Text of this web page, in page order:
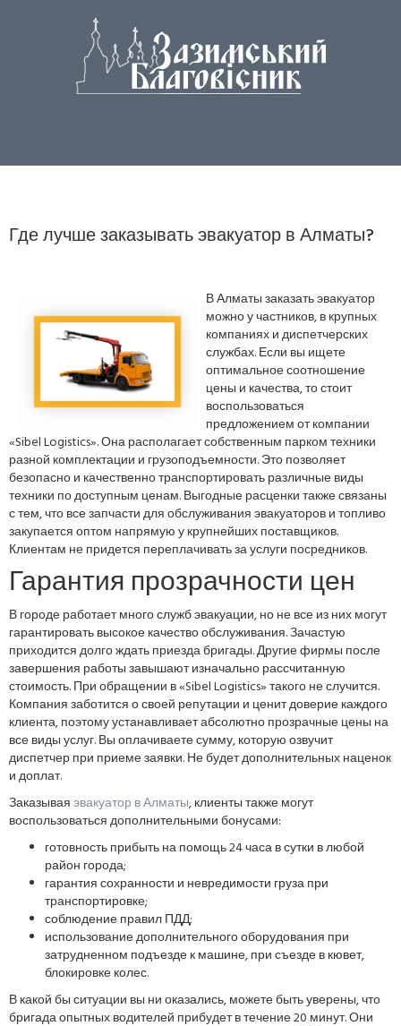
Где лучше заказывать эвакуатор в Алматы?
В Алматы заказать эвакуатор
можно у частников, в крупных
компаниях и диспетчерских
службах. Если вы ищете
оптимальное соотношение
цены и качества, то стоит
воспользоваться
предложением от компании
«Sibel Logistics». Она располагает собственным парком техники
разной комплектации и грузоподъемности. Это позволяет
безопасно и качественно транспортировать различные виды
техники по доступным ценам. Выгодные расценки также связаны
с тем, что все запчасти для обслуживания эвакуаторов и топливо
закупается оптом напрямую у крупнейших поставщиков.
Клиентам не придется переплачивать за услуги посредников.
Гарантия прозрачности цен
В городе работает много служб эвакуации, но не все из них могут
гарантировать высокое качество обслуживания. Зачастую
приходится долго ждать приезда бригады. Другие фирмы после
завершения работы завышают изначально рассчитанную
стоимость. При обращении в «Sibel Logistics» такого не случится.
Компания заботится о своей репутации и ценит доверие каждого
клиента, поэтому устанавливает абсолютно прозрачные цены на
все виды услуг. Вы оплачиваете сумму, которую озвучит
диспетчер при приеме заявки. Не будет дополнительных наценок
и доплат.
Заказываяэвакуатор в Алматы, клиенты также могут
воспользоваться дополнительными бонусами:
готовность прибыть на помощь 24 часа в сутки в любой
район города;
гарантия сохранности и невредимости груза при
транспортировке;
соблюдение правил ПДД;
использование дополнительного оборудования при
затрудненном подъезде к машине, при съезде в кювет,
блокировке колес.
В какой бы ситуации вы ни оказались, можете быть уверены, что
бригада опытных водителей прибудет в течение 20 минут. Они